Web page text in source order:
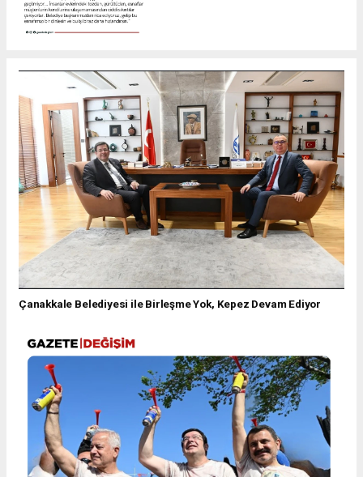
Çanakkale Belediyesi ile Birleşme Yok, Kepez Devam Ediyor